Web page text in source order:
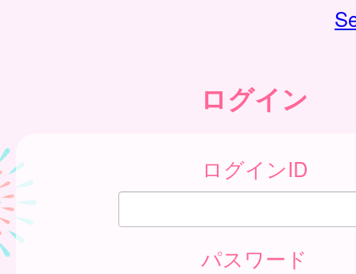
ログイン
ログインID
パスワード